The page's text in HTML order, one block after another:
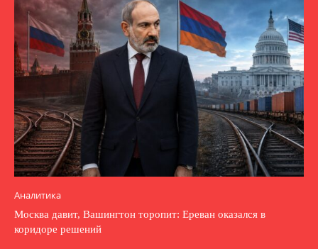
Аналитика
Москва давит, Вашингтон торопит: Ереван оказался в
коридоре решений